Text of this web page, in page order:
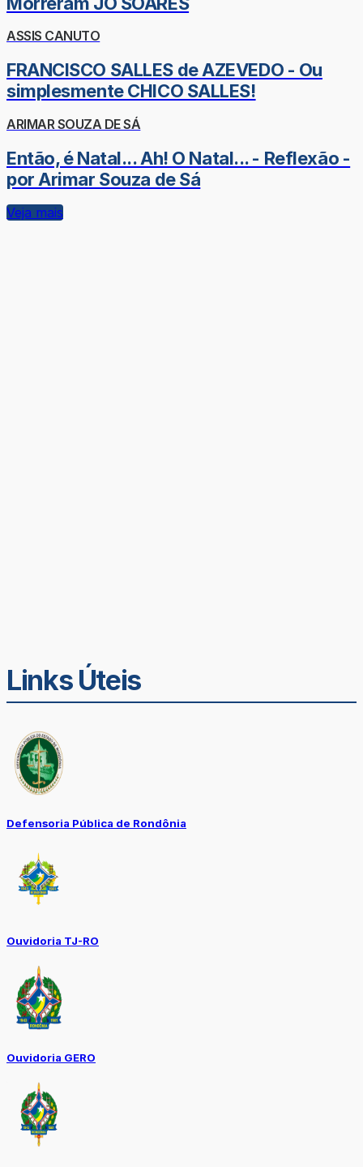
ASSIS CANUTO
FRANCISCO SALLES de AZEVEDO - Ou
simplesmente CHICO SALLES!
ARIMAR SOUZA DE SÁ
Então, é Natal... Ah! O Natal... - Reflexão -
por Arimar Souza de Sá
Veja mais
Links Úteis
Defensoria Pública de Rondônia
Ouvidoria TJ-RO
Ouvidoria GERO